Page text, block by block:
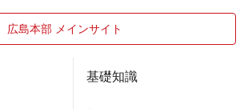
広島本部 メインサイト
基礎知識